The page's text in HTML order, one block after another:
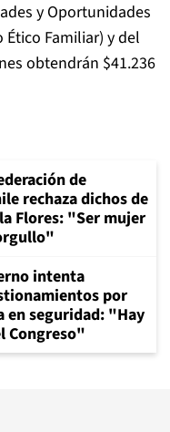
y Oportunidades
Familiar) y del
obtendrán $41.236
de
rechaza dichos de
Flores: "Ser mujer
intenta
por
en seguridad: "Hay
Congreso"